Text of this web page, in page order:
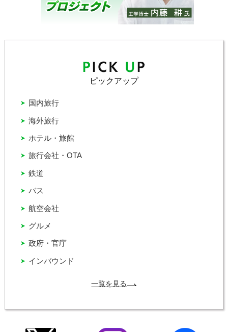
ピックアップ
インバウンド
グルメ
バス
ホテル・旅館
国内旅行
政府・官庁
旅行会社・OTA
海外旅行
航空会社
鉄道
一覧を見る